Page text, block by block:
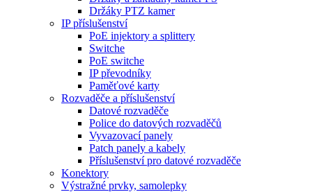
Držáky PTZ kamer
IP příslušenství
PoE injektory a splittery
Switche
PoE switche
IP převodníky
Paměťové karty
Rozvaděče a příslušenství
Datové rozvaděče
Police do datových rozvaděčů
Vyvazovací panely
Patch panely a kabely
Příslušenství pro datové rozvaděče
Konektory
Výstražné prvky, samolepky